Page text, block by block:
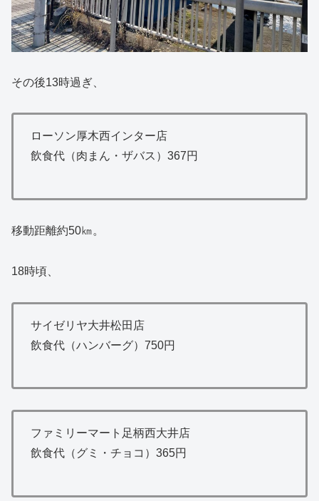
その後13時過ぎ、
ローソン厚木西インター店
飲食代（肉まん・ザバス）367円
移動距離約50㎞。
18時頃、
サイゼリヤ大井松田店
飲食代（ハンバーグ）750円
ファミリーマート足柄西大井店
飲食代（グミ・チョコ）365円